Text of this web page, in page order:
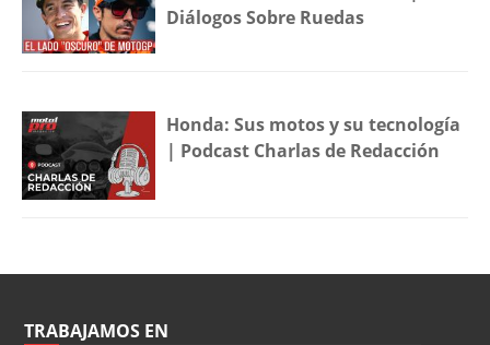
Diálogos Sobre Ruedas
Honda: Sus motos y su tecnología
| Podcast Charlas de Redacción
TRABAJAMOS EN